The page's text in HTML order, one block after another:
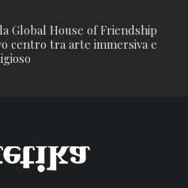
Global House of Friendship
centro tra arte immersiva e